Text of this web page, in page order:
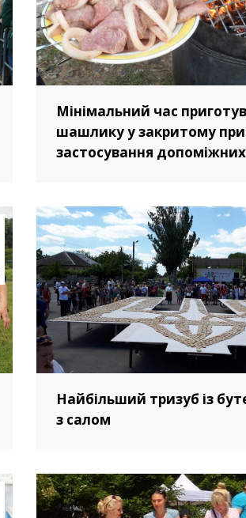
Мінімальний час
шашлику у закритому
застосування
Найбільший тризуб із
з салом